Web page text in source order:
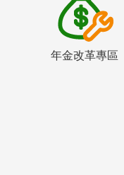
年金改革專區